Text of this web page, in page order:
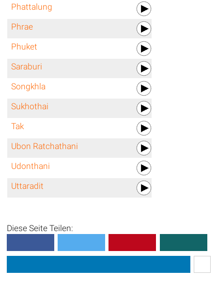
Phattalung
Phrae
Phuket
Saraburi
Songkhla
Sukhothai
Tak
Ubon Ratchathani
Udonthani
Uttaradit
Diese Seite Teilen: